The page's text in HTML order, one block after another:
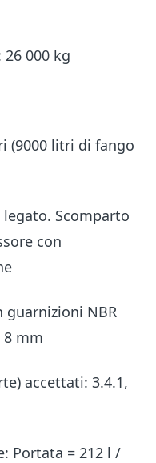
000 kg
(9000 litri di fango
Scomparto
con
guarnizioni NBR
8 mm
accettati: 3.4.1,
Portata = 212 l /